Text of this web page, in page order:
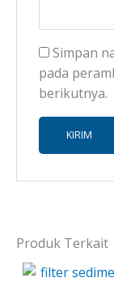
Simpan
pada
berikutnya.
Produk Terkait